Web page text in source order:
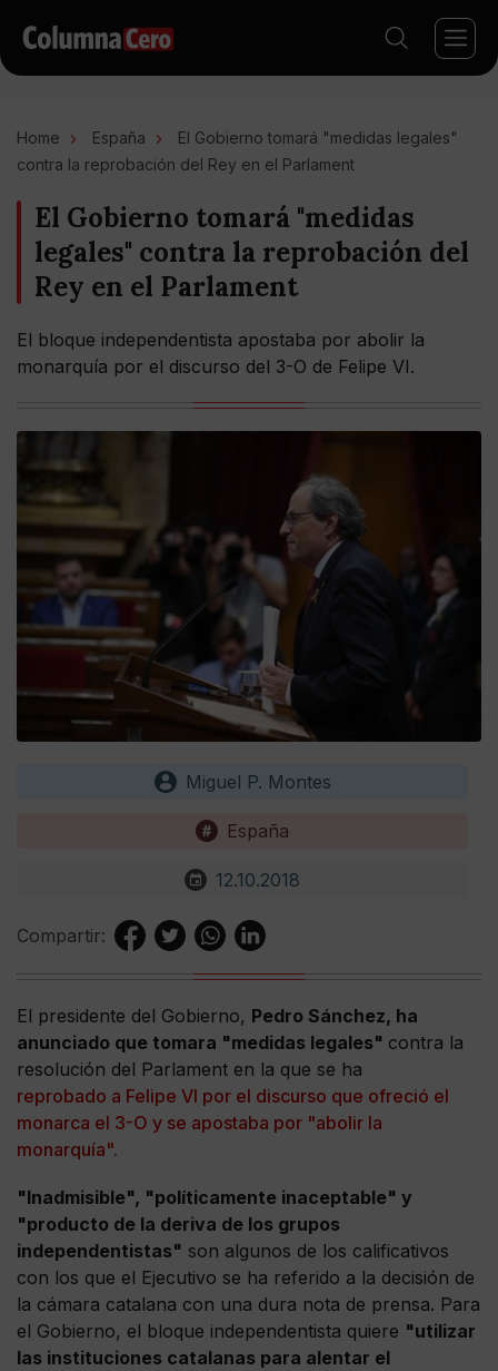
Home España
El Gobierno tomará "medidas legales"
contra la reprobación del Rey en el Parlament
El Gobierno tomará "medidas
legales" contra la reprobación del
Rey en el Parlament
El bloque independentista apostaba por abolir la
monarquía por el discurso del 3-O de Felipe VI.
Miguel P. Montes
España
12.10.2018
Compartir:
El presidente del Gobierno, Pedro Sánchez, ha
anunciado que tomara "medidas legales" contra la
resolución del Parlament en la que se ha
reprobado a Felipe VI por el discurso que ofreció el
monarca el 3-O y se apostaba por "abolir la
monarquía".
"Inadmisible", "políticamente inaceptable" y
"producto de la deriva de los grupos
independentistas" son algunos de los calificativos
con los que el Ejecutivo se ha referido a la decisión de
la cámara catalana con una dura nota de prensa. Para
el Gobierno, el bloque independentista quiere "utilizar
las instituciones catalanas para alentar el